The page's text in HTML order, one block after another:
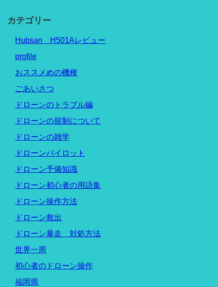
カテゴリー
Hubsan H501Aレビュー
profile
おススメめの機種
ごあいさつ
ドローンのトラブル編
ドローンの規制について
ドローンの雑学
ドローンパイロット
ドローン予備知識
ドローン初心者の用語集
ドローン操作方法
ドローン救出
ドローン暴走 対処方法
世界一周
初心者のドローン操作
福岡県